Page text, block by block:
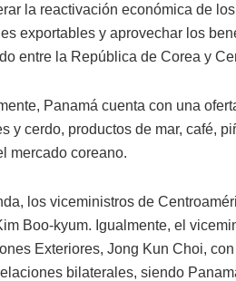
la reactivación económica de
exportables y aprovechar los
entre la República de Corea y
Panamá cuenta con una
y cerdo, productos de mar, café,
mercado coreano.
los viceministros de
Boo-kyum. Igualmente, el
Exteriores, Jong Kun Choi,
bilaterales, siendo